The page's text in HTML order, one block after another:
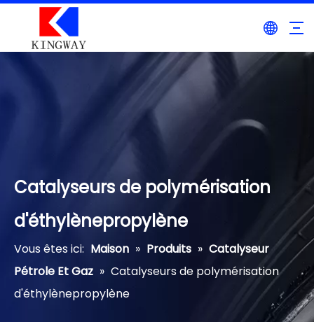
Catalyseurs de polymérisation
d'éthylènepropylène
Vous êtes ici: Maison » Produits » Catalyseur
Pétrole Et Gaz » Catalyseurs de polymérisation
d'éthylènepropylène